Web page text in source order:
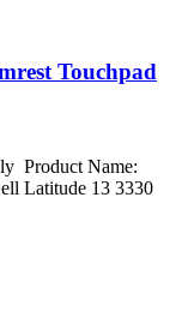
Touchpad
Product Name:
Latitude 13 3330